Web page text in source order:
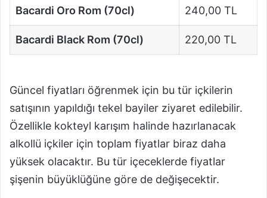
Bacardi Oro Rom (70cl) 240,00 TL
Bacardi Black Rom (70cl) 220,00 TL
Güncel fiyatları öğrenmek için bu tür içkilerin
satışının yapıldığı tekel bayiler ziyaret edilebilir.
Özellikle kokteyl karışım halinde hazırlanacak
alkollü içkiler için toplam fiyatlar biraz daha
yüksek olacaktır. Bu tür içeceklerde fiyatlar
şişenin büyüklüğüne göre de değişecektir.